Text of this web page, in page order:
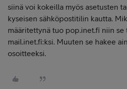
siinä voi kokeilla myös asetusten
kyseisen sähköpostitilin kautta.
määritettynä tuo pop.inet.fi niin se
mail.inet.fi:ksi. Muuten se hakee
osoitteeksi.